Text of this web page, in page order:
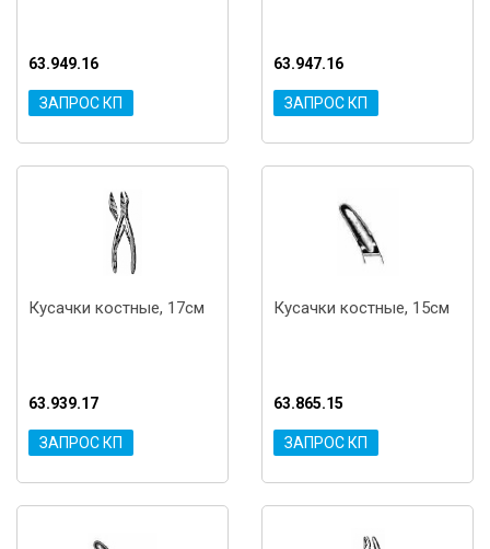
63.949.16
ЗАПРОС КП
63.947.16
ЗАПРОС КП
Кусачки костные, 17см
63.939.17
ЗАПРОС КП
Кусачки костные, 15см
63.865.15
ЗАПРОС КП